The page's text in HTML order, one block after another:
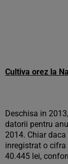
Cultiva orez la
Deschisa in
datorii pentru
2014. Chiar
inregistrat o
40.445 lei,